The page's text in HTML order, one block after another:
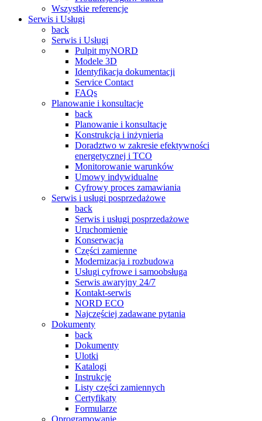
Wszystkie referencje
Serwis i Usługi
back
Serwis i Usługi
Pulpit myNORD
Modele 3D
Identyfikacja dokumentacji
Service Contact
FAQs
Planowanie i konsultacje
back
Planowanie i konsultacje
Konstrukcja i inżynieria
Doradztwo w zakresie efektywności
energetycznej i TCO
Monitorowanie warunków
Umowy indywidualne
Cyfrowy proces zamawiania
Serwis i usługi posprzedażowe
back
Serwis i usługi posprzedażowe
Uruchomienie
Konserwacja
Części zamienne
Modernizacja i rozbudowa
Usługi cyfrowe i samoobsługa
Serwis awaryjny 24/7
Kontakt-serwis
NORD ECO
Najczęściej zadawane pytania
Dokumenty
back
Dokumenty
Ulotki
Katalogi
Instrukcje
Listy części zamiennych
Certyfikaty
Formularze
Oprogramowanie